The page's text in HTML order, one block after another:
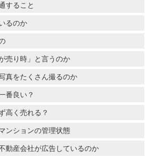
すること
るのか
売り時」と言うのか
真をたくさん撮るのか
番良い？
高く売れる？
ンションの管理状態
動産会社が広告しているのか